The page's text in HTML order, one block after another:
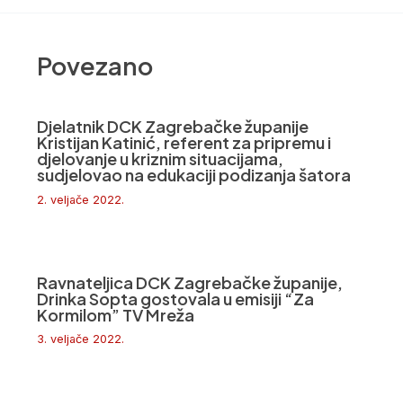
Povezano
Djelatnik DCK Zagrebačke županije
Kristijan Katinić, referent za pripremu i
djelovanje u kriznim situacijama,
sudjelovao na edukaciji podizanja šatora
2. veljače 2022.
Ravnateljica DCK Zagrebačke županije,
Drinka Sopta gostovala u emisiji “Za
Kormilom” TV Mreža
3. veljače 2022.